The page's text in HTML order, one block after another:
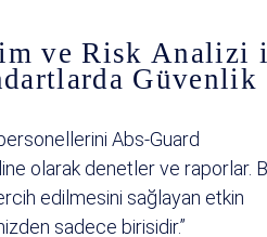
ve Risk Analizi
Güvenlik
Abs-Guard
olarak denetler ve raporlar.
edilmesini sağlayan etkin
sadece birisidir.”